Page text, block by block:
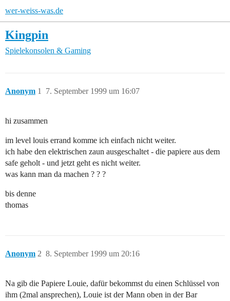
wer-weiss-was.de
Kingpin
Spielekonsolen & Gaming
Anonym 7. September 1999 um 16:07
1
hi zusammen
im level louis errand komme ich einfach nicht weiter.
ich habe den elektrischen zaun ausgeschaltet - die papiere aus dem
safe geholt - und jetzt geht es nicht weiter.
was kann man da machen ? ? ?
bis denne
thomas
Anonym 8. September 1999 um 20:16
2
Na gib die Papiere Louie, dafür bekommst du einen Schlüssel von
ihm (2mal ansprechen), Louie ist der Mann oben in der Bar